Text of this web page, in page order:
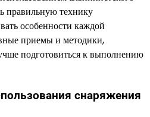
правильную технику
особенности каждой
приемы и методики,
подготовиться к выполнению
снаряжения